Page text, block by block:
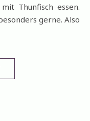
Thunfisch essen.
gerne. Also